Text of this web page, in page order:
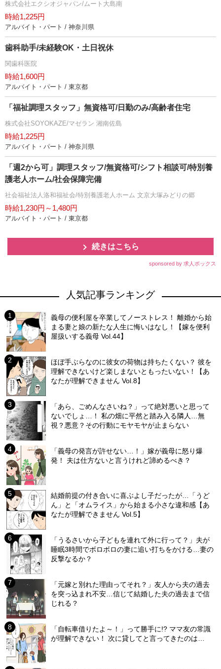
株式会社エクシオジャパン/ムート大島南
時給1,225円
アルバイト・パート / 神奈川県
歯科助手/未経験OK・土日祝休
関歯科医院
時給1,600円
アルバイト・パート / 東京都
「福祉調理スタッフ」無資格可/日勤のみ/高齢者住宅
株式会社SOYOKAZE/マゼラン 湘南佐島
時給1,225円
アルバイト・パート / 神奈川県
「週2から可」調理スタッフ/無資格可/シフト相談可/特別養
護老人ホーム/社会保障完備
社会福祉法人洛和福祉会/特別養護老人ホーム 文京大塚みどりの郷
時給1,230円～1,480円
アルバイト・パート / 東京都
続きはこちら
sponsored by 求人ボックス
人気記事ランキング
義母の便利屋を卒業してノーストレス！ 離婚から始
まる妻と娘の新たな人生に悔いはなし！【嫁を便利
屋扱いする義母 Vol.44】
ほぼ手ぶらなのに彼女の荷物は持ちたくない？ 彼を
理解できないけど楽しまないともったいない！【あ
なたが理解できません Vol.8】
「あら、ごめんなさいね？」って絶対悪いと思って
ないでしょ…！ 私の畑に平然と踏み入る隣人…無
視？悪意？その行動にモヤモヤが止まらない
「義母の発言が許せない…！」嫁が義母に怒り爆
発！ 夫は仕方ないと言うけれど諦めるべき？
結婚前提の付き合いに喜ぶよし子だったが…「うど
ん」と「オムライス」から始まる小さな違和感【あ
なたが理解できません Vol.5】
「うるさいから子どもを連れて外に行って？」夫が
睡眠3時間でボロボロの妻に追い打ちをかける…妻の
反撃なるか？
「元嫁と別れた理由ってそれ？」友人から夫の過去
を突っ込まれ不安…信じて結婚した夫の過去まで信
じれる？
「自転車借りたよ～！」って勝手に!? ママ友の常識
が理解できない！ 次に貸してと言ってきたのは…